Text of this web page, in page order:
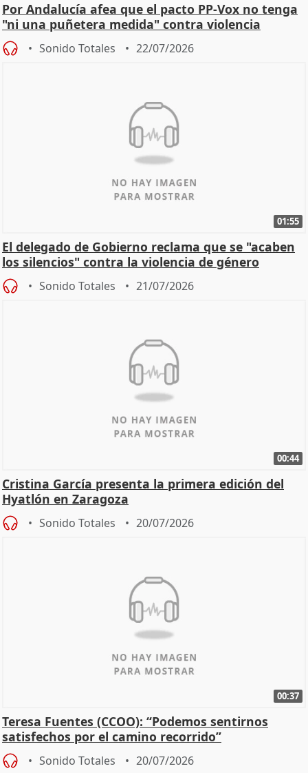
Por Andalucía afea que el pacto PP-Vox no tenga
"ni una puñetera medida" contra violencia
machista
Sonido Totales 22/07/2026
01:55
El delegado de Gobierno reclama que se "acaben
los silencios" contra la violencia de género
Sonido Totales 21/07/2026
00:44
Cristina García presenta la primera edición del
Hyatlón en Zaragoza
Sonido Totales 20/07/2026
00:37
Teresa Fuentes (CCOO): “Podemos sentirnos
satisfechos por el camino recorrido”
Sonido Totales 20/07/2026